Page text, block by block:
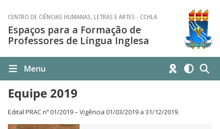
CENTRO DE CIÊNCIAS HUMANAS, LETRAS E ARTES - CCHLA
Espaços para a Formação de
Professores de Língua Inglesa
Menu
Equipe 2019
Edital PRAC nº 01/2019 – Vigência 01/03/2019 a 31/12/2019.